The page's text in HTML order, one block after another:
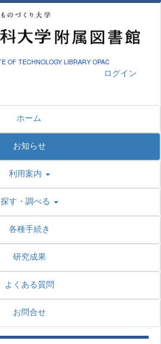
LIBRARY OPAC
ログイン
ホーム
お知らせ
利用案内
探す・調べる
各種手続き
研究成果
よくある質問
お問合せ